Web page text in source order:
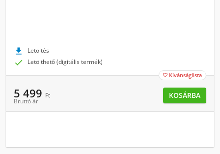
 Letöltés
 Letölthető (digitális termék)
 Kívánságlista
5 499 Ft
Bruttó ár
KOSÁRBA